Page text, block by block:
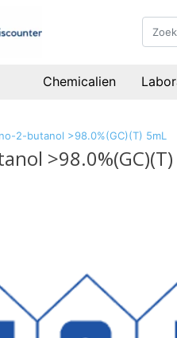
Chemicalien
2-butanol >98.0%(GC)(T) 5mL